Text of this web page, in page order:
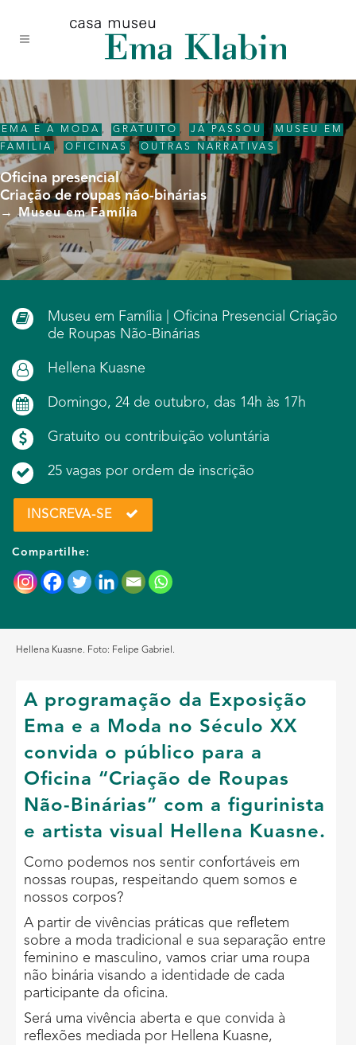
conteúdo
navegação
site
EMA E A MODA , GRATUITO , JÁ PASSOU , MUSEU EM
FAMÍLIA , OFICINAS , OUTRAS NARRATIVAS
Oficina presencial
Criação de roupas não-binárias
→ Museu em Família
Museu em Família | Oficina Presencial Criação
de Roupas Não-Binárias
Hellena Kuasne
Domingo, 24 de outubro, das 14h às 17h
Gratuito ou contribuição voluntária
25 vagas por ordem de inscrição
INSCREVA-SE
Compartilhe:
Hellena Kuasne. Foto: Felipe Gabriel.
A programação da Exposição
Ema e a Moda no Século XX
convida o público para a
Oficina “Criação de Roupas
Não-Binárias” com a figurinista
e artista visual Hellena Kuasne.
Como podemos nos sentir confortáveis em
nossas roupas, respeitando quem somos e
nossos corpos?
A partir de vivências práticas que refletem
sobre a moda tradicional e sua separação entre
feminino e masculino, vamos criar uma roupa
não binária visando a identidade de cada
participante da oficina.
Será uma vivência aberta e que convida à
reflexões mediada por Hellena Kuasne,